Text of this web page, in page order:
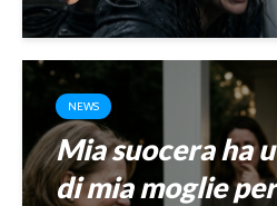
NEWS
Mia suocera ha
di mia moglie